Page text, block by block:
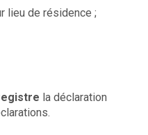
lieu de résidence ;
la déclaration